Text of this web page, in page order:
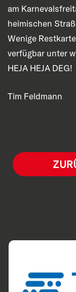
am
heimischen
Wenige
verfügbar unter
HEJA HEJA DEG!
Tim Feldmann